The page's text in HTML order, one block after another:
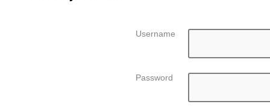
Username
Password